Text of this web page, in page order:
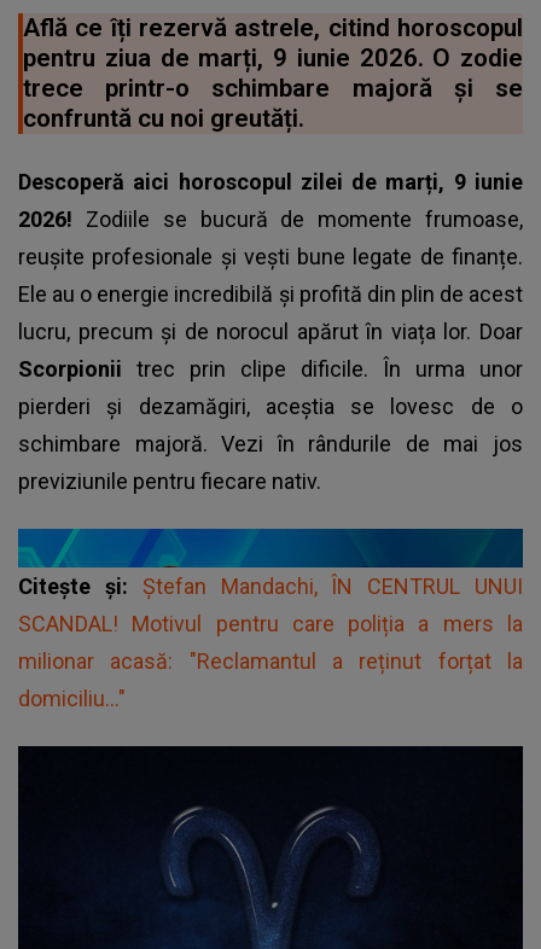
Află ce îți rezervă astrele, citind horoscopul
pentru ziua de marți, 9 iunie 2026. O zodie
trece printr-o schimbare majoră și se
confruntă cu noi greutăți.
Descoperă aici horoscopul zilei de marți, 9 iunie
2026! Zodiile se bucură de momente frumoase,
reușite profesionale și vești bune legate de finanțe.
Ele au o energie incredibilă și profită din plin de acest
lucru, precum și de norocul apărut în viața lor. Doar
Scorpionii trec prin clipe dificile. În urma unor
pierderi și dezamăgiri, aceștia se lovesc de o
schimbare majoră. Vezi în rândurile de mai jos
previziunile pentru fiecare nativ.
Citește și: Ștefan Mandachi, ÎN CENTRUL UNUI
SCANDAL! Motivul pentru care poliția a mers la
milionar acasă: "Reclamantul a reținut forțat la
domiciliu..."